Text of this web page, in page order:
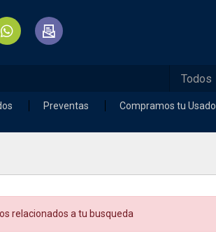
Preventas Compramos tu Usado
relacionados a tu busqueda